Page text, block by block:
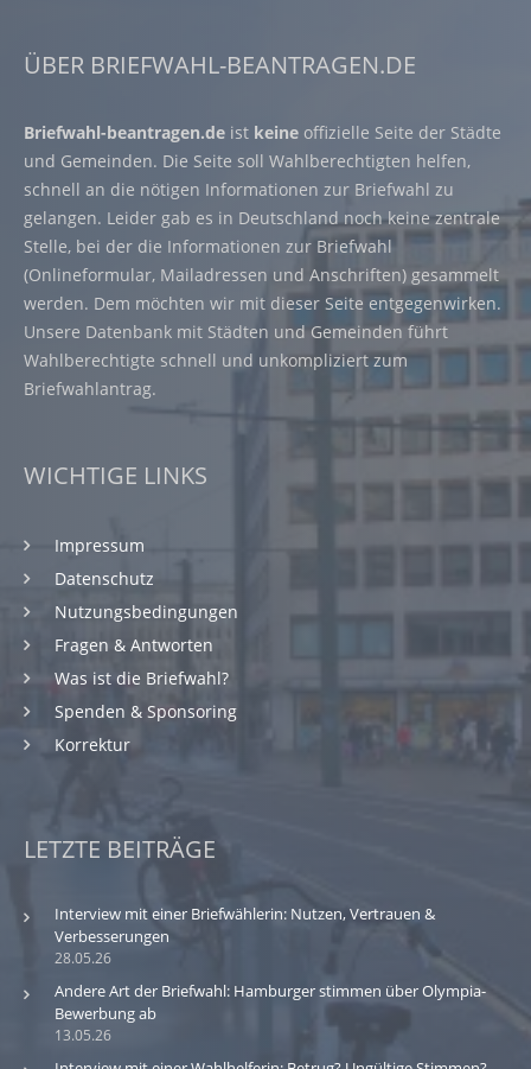
ÜBER BRIEFWAHL-BEANTRAGEN.DE
Briefwahl-beantragen.de ist keine offizielle Seite der Städte
und Gemeinden. Die Seite soll Wahlberechtigten helfen,
schnell an die nötigen Informationen zur Briefwahl zu
gelangen. Leider gab es in Deutschland noch keine zentrale
Stelle, bei der die Informationen zur Briefwahl
(Onlineformular, Mailadressen und Anschriften) gesammelt
werden. Dem möchten wir mit dieser Seite entgegenwirken.
Unsere Datenbank mit Städten und Gemeinden führt
Wahlberechtigte schnell und unkompliziert zum
Briefwahlantrag.
WICHTIGE LINKS
Impressum
Datenschutz
Nutzungsbedingungen
Fragen & Antworten
Was ist die Briefwahl?
Spenden & Sponsoring
Korrektur
LETZTE BEITRÄGE
28.05.26
Interview mit einer Briefwählerin: Nutzen, Vertrauen &
Verbesserungen
13.05.26
Andere Art der Briefwahl: Hamburger stimmen über Olympia-
Bewerbung ab